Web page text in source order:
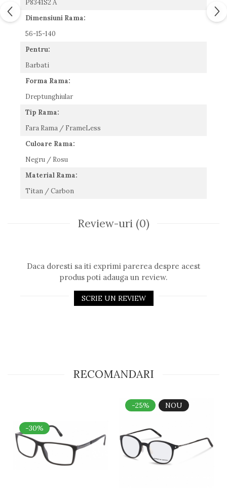
Romeo Careye
Silhouette
Slastik
Stepper Titan
Titanflex
TOUS
P8341S2 A
Dimensiuni Rama:
56-15-140
Pentru:
Barbati
Forma Rama:
Dreptunghiular
Tip Rama:
Fara Rama / FrameLess
Culoare Rama:
Negru / Rosu
Material Rama:
Titan / Carbon
Review-uri (0)
Daca doresti sa iti exprimi parerea despre acest
produs poti adauga un review.
SCRIE UN REVIEW
RECOMANDARI
-30%
-25% NOU